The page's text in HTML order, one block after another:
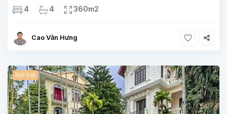
3 phòng tắm Tầng 1 – phòng bếp-1wc Tầng 2– phòng khách
, 1 phòng ngủ,1 phòng tắm Tầng 3- 2
4 4 360m2
Cao Văn Hưng
Nổi bật